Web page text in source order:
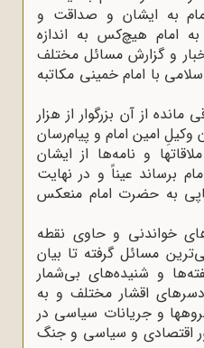
به ایشان و صداقت و
امام هیچ‌کس به اندازه
و گزارش مسائل مختلف
با امام خمینی مکاتبه
مانده از آن بزرگوار از هزار
امین امام و پیام‌رسان
و نامه‌ها از ایشان
برساند عیناً و در نهایت
به حضرت امام منعکس
خواندنی و حاوی نقطه‌
مسائل گرفته تا بیان
و شنیده‌های بی‌شمار
اقشار مختلف و به
و جریانات سیاسی در
اقتصادی و سیاسی و جنگ